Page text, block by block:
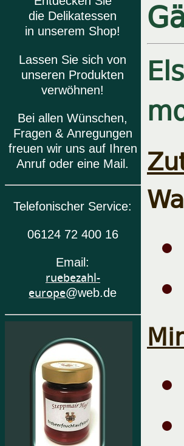
die Delikatessen
in unserem Shop!
Lassen Sie sich von
unseren Produkten
verwöhnen!
Bei allen Wünschen,
Fragen & Anregungen
freuen wir uns auf Ihren
Anruf oder eine Mail.
Telefonischer Service:
06124 72 400 16
Email:
ruebezahl-
europe@web.de